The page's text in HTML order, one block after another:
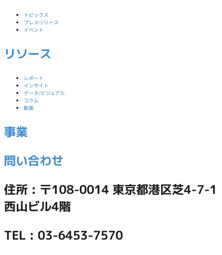
トピックス
プレスリリース
イベント
リソース
レポート
インサイト
データ/ビジュアル
コラム
動画
事業
問い合わせ
住所 : 〒108-0014 東京都港区芝4-7-1
西山ビル4階
TEL : 03-6453-7570